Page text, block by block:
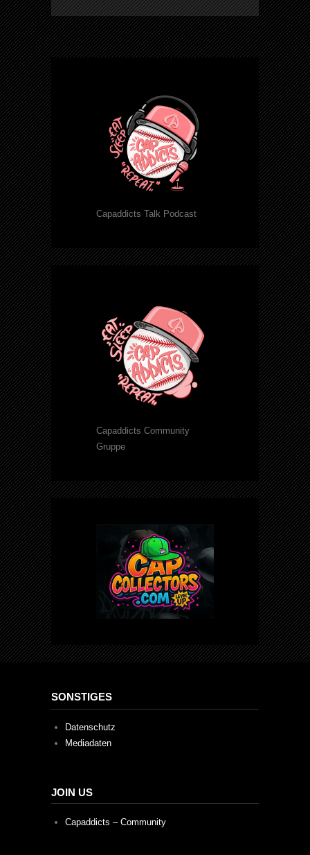
Capaddicts Talk Podcast
Capaddicts Community
Gruppe
SONSTIGES
Datenschutz
Mediadaten
JOIN US
Capaddicts – Community